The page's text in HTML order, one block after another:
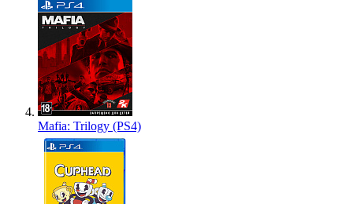
Mafia: Trilogy (PS4)